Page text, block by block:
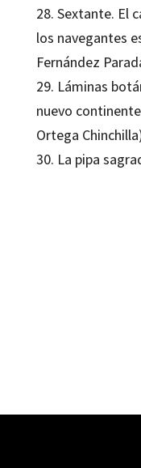
28. Sextante. El
los navegantes
Fernández
29. Láminas
nuevo
Ortega
30. La pipa